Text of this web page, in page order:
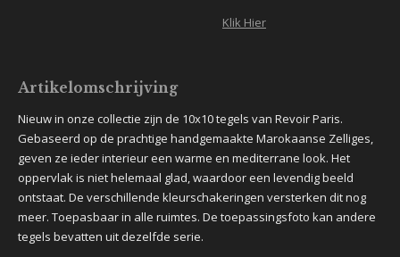
Klik Hier
Artikelomschrijving
Nieuw in onze collectie zijn de 10x10 tegels van Revoir Paris.
Gebaseerd op de prachtige handgemaakte Marokaanse Zelliges,
geven ze ieder interieur een warme en mediterrane look. Het
oppervlak is niet helemaal glad, waardoor een levendig beeld
ontstaat. De verschillende kleurschakeringen versterken dit nog
meer. Toepasbaar in alle ruimtes. De toepassingsfoto kan andere
tegels bevatten uit dezelfde serie.